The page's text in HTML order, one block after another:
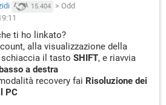
15.404 > Odd
ti ho linkato?
alla visualizzazione della
il tasto SHIFT, e riavvia
a destra
recovery fai Risoluzione dei
PC